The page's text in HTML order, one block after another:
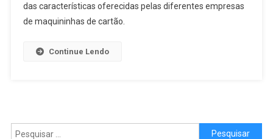
das características oferecidas pelas diferentes empresas
de maquininhas de cartão.
Continue Lendo
Pesquisar